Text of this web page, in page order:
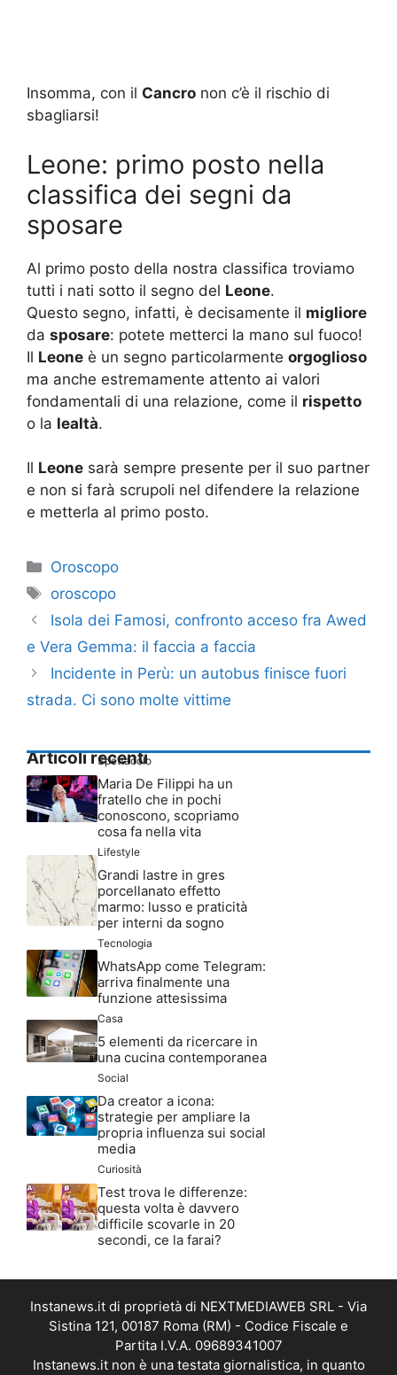
Insomma, con il Cancro non c’è il rischio di
sbagliarsi!
Leone: primo posto nella
classifica dei segni da
sposare
Al primo posto della nostra classifica troviamo
tutti i nati sotto il segno del Leone.
Questo segno, infatti, è decisamente il migliore
da sposare: potete metterci la mano sul fuoco!
Il Leone è un segno particolarmente orgoglioso
ma anche estremamente attento ai valori
fondamentali di una relazione, come il rispetto
o la lealtà.
Il Leone sarà sempre presente per il suo partner
e non si farà scrupoli nel difendere la relazione
e metterla al primo posto.
Categorie
Oroscopo
Tag
oroscopo
Isola dei Famosi, confronto acceso fra Awed
e Vera Gemma: il faccia a faccia
Incidente in Perù: un autobus finisce fuori
strada. Ci sono molte vittime
Articoli recenti
Spettacolo
Maria De Filippi ha un
fratello che in pochi
conoscono, scopriamo
cosa fa nella vita
Lifestyle
Grandi lastre in gres
porcellanato effetto
marmo: lusso e praticità
per interni da sogno
Tecnologia
WhatsApp come Telegram:
arriva finalmente una
funzione attesissima
Casa
5 elementi da ricercare in
una cucina contemporanea
Social
Da creator a icona:
strategie per ampliare la
propria influenza sui social
media
Curiosità
Test trova le differenze:
questa volta è davvero
difficile scovarle in 20
secondi, ce la farai?
Instanews.it di proprietà di NEXTMEDIAWEB SRL - Via
Sistina 121, 00187 Roma (RM) - Codice Fiscale e
Partita I.V.A. 09689341007
Instanews.it non è una testata giornalistica, in quanto